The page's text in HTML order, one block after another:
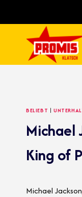
BELIEBT |
Michael
King of
Michael